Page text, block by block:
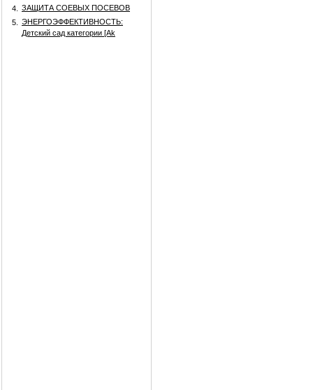
4.
ЗАЩИТА СОЕВЫХ ПОСЕВОВ
5.
ЭНЕРГОЭФФЕКТИВНОСТЬ:
Детский сад категории [Аk